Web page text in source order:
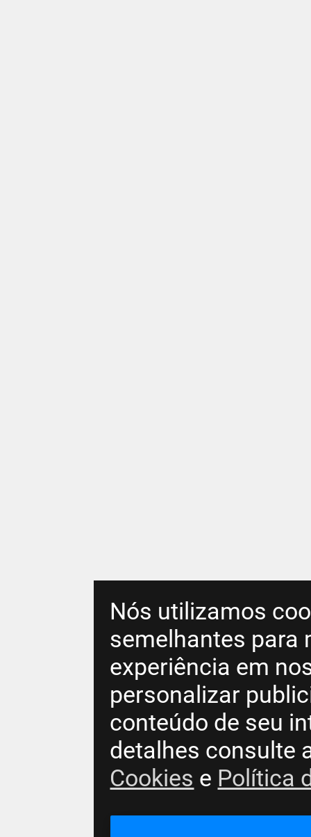
Nós utilizamos
semelhantes para
experiência em
personalizar
conteúdo de seu
detalhes consulte
Cookies e Política